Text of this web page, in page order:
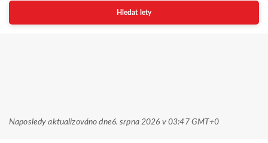
Hledat lety
Naposledy aktualizováno dne6. srpna 2026 v 03:47 GMT+0